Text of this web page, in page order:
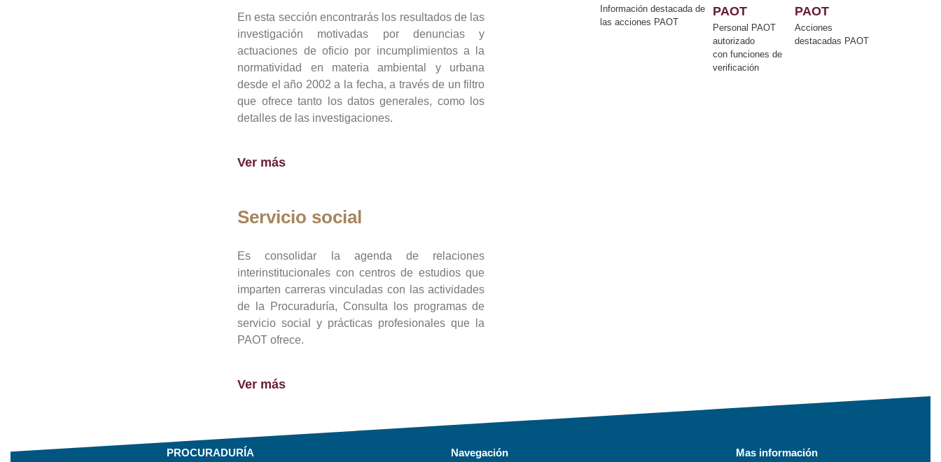
En esta sección encontrarás los resultados de las
investigación motivadas por denuncias y
actuaciones de oficio por incumplimientos a la
normatividad en materia ambiental y urbana
desde el año 2002 a la fecha, a través de un filtro
que ofrece tanto los datos generales, como los
detalles de las investigaciones.
Ver más
Servicio social
Es consolidar la agenda de relaciones
interinstitucionales con centros de estudios que
imparten carreras vinculadas con las actividades
de la Procuraduría, Consulta los programas de
servicio social y prácticas profesionales que la
PAOT ofrece.
Ver más
Información destacada de
las acciones PAOT
PAOT
Personal PAOT
autorizado
con funciones de
verificación
PAOT
Acciones
destacadas PAOT
PROCURADURÍA Navegación Mas información